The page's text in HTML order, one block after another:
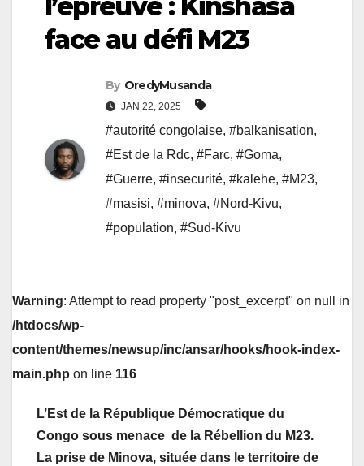
face au défi M23
By OredyMusanda
JAN 22, 2025
#autorité congolaise, #balkanisation,
#Est de la Rdc, #Farc, #Goma,
#Guerre, #insecurité, #kalehe, #M23,
#masisi, #minova, #Nord-Kivu,
#population, #Sud-Kivu
Warning: Attempt to read property "post_excerpt" on null in
/htdocs/wp-
content/themes/newsup/inc/ansar/hooks/hook-index-
main.php on line 116
L’Est de la République Démocratique du
Congo sous menace de la Rébellion du M23.
La prise de Minova, située dans le territoire de